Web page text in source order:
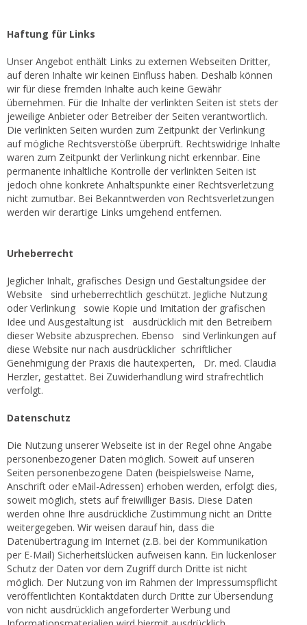
Haftung für Links
Unser Angebot enthält Links zu externen Webseiten Dritter,
auf deren Inhalte wir keinen Einfluss haben. Deshalb können
wir für diese fremden Inhalte auch keine Gewähr
übernehmen. Für die Inhalte der verlinkten Seiten ist stets der
jeweilige Anbieter oder Betreiber der Seiten verantwortlich.
Die verlinkten Seiten wurden zum Zeitpunkt der Verlinkung
auf mögliche Rechtsverstöße überprüft. Rechtswidrige Inhalte
waren zum Zeitpunkt der Verlinkung nicht erkennbar. Eine
permanente inhaltliche Kontrolle der verlinkten Seiten ist
jedoch ohne konkrete Anhaltspunkte einer Rechtsverletzung
nicht zumutbar. Bei Bekanntwerden von Rechtsverletzungen
werden wir derartige Links umgehend entfernen.
Urheberrecht
Jeglicher Inhalt, grafisches Design und Gestaltungsidee der
Website sind urheberrechtlich geschützt. Jegliche Nutzung
oder Verlinkung sowie Kopie und Imitation der grafischen
Idee und Ausgestaltung ist ausdrücklich mit den Betreibern
dieser Website abzusprechen. Ebenso sind Verlinkungen auf
diese Website nur nach ausdrücklicher schriftlicher
Genehmigung der Praxis die hautexperten, Dr. med. Claudia
Herzler, gestattet. Bei Zuwiderhandlung wird strafrechtlich
verfolgt.
Datenschutz
Die Nutzung unserer Webseite ist in der Regel ohne Angabe
personenbezogener Daten möglich. Soweit auf unseren
Seiten personenbezogene Daten (beispielsweise Name,
Anschrift oder eMail-Adressen) erhoben werden, erfolgt dies,
soweit möglich, stets auf freiwilliger Basis. Diese Daten
werden ohne Ihre ausdrückliche Zustimmung nicht an Dritte
weitergegeben. Wir weisen darauf hin, dass die
Datenübertragung im Internet (z.B. bei der Kommunikation
per E-Mail) Sicherheitslücken aufweisen kann. Ein lückenloser
Schutz der Daten vor dem Zugriff durch Dritte ist nicht
möglich. Der Nutzung von im Rahmen der Impressumspflicht
veröffentlichten Kontaktdaten durch Dritte zur Übersendung
von nicht ausdrücklich angeforderter Werbung und